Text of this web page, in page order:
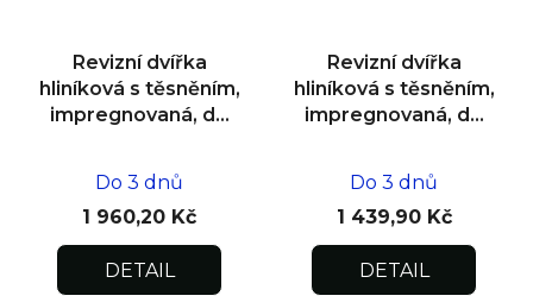
Revizní dvířka
hliníková s těsněním,
impregnovaná, do
Do 3 dnů
1 960,20 Kč
DETAIL
Revizní dvířka
hliníková s těsněním,
impregnovaná, do
Do 3 dnů
1 439,90 Kč
DETAIL